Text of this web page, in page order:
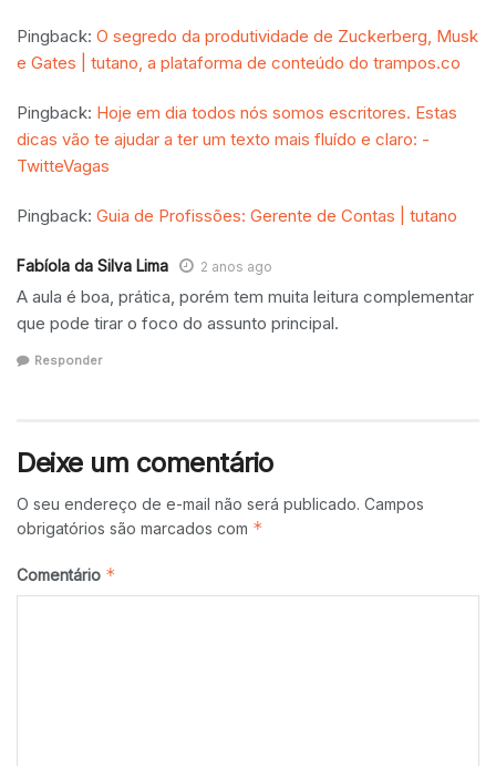
Pingback: O segredo da produtividade de Zuckerberg, Musk
e Gates | tutano, a plataforma de conteúdo do trampos.co
Pingback: Hoje em dia todos nós somos escritores. Estas
dicas vão te ajudar a ter um texto mais fluído e claro: -
TwitteVagas
Pingback: Guia de Profissões: Gerente de Contas | tutano
Fabíola da Silva Lima 2 anos ago
A aula é boa, prática, porém tem muita leitura complementar
que pode tirar o foco do assunto principal.
Responder
Deixe um comentário
O seu endereço de e-mail não será publicado. Campos
obrigatórios são marcados com *
Comentário *